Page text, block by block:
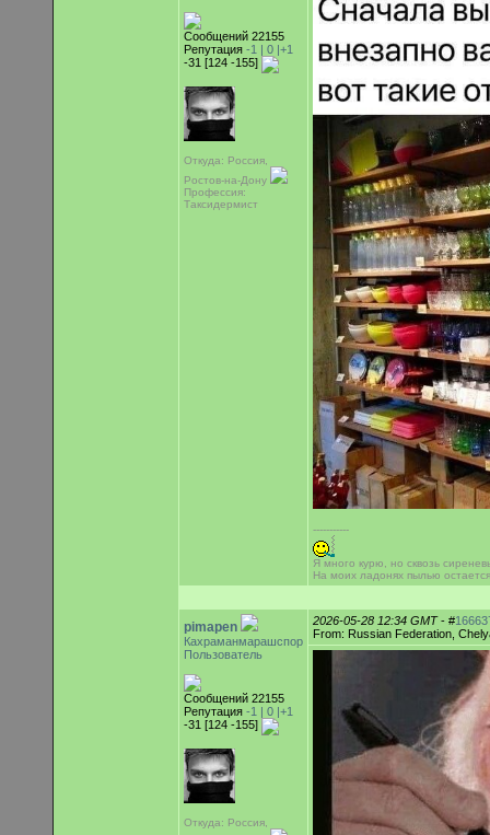
Сообщений 22155
Репутация -1 | 0 |+1
-31 [124 -155]
Откуда: Россия,
Ростов-на-Дону
Профессия:
Таксидермист
-----------
Я много курю, но сквозь
На моих ладонях пылью
pimapen
Кахраманмарашспор
Пользователь
Сообщений 22155
Репутация -1 | 0 |+1
-31 [124 -155]
Откуда: Россия,
2026-05-28 12:34 GMT- #
From: Russian Federation,